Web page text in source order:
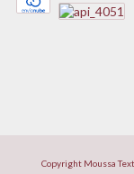
Copyright Moussa